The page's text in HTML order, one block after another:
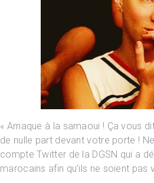
« Arnaque à la samaoui ! Ça vous
de nulle part devant votre porte !
compte Twitter de la DGSN qui a
marocains afin qu’ils ne soient